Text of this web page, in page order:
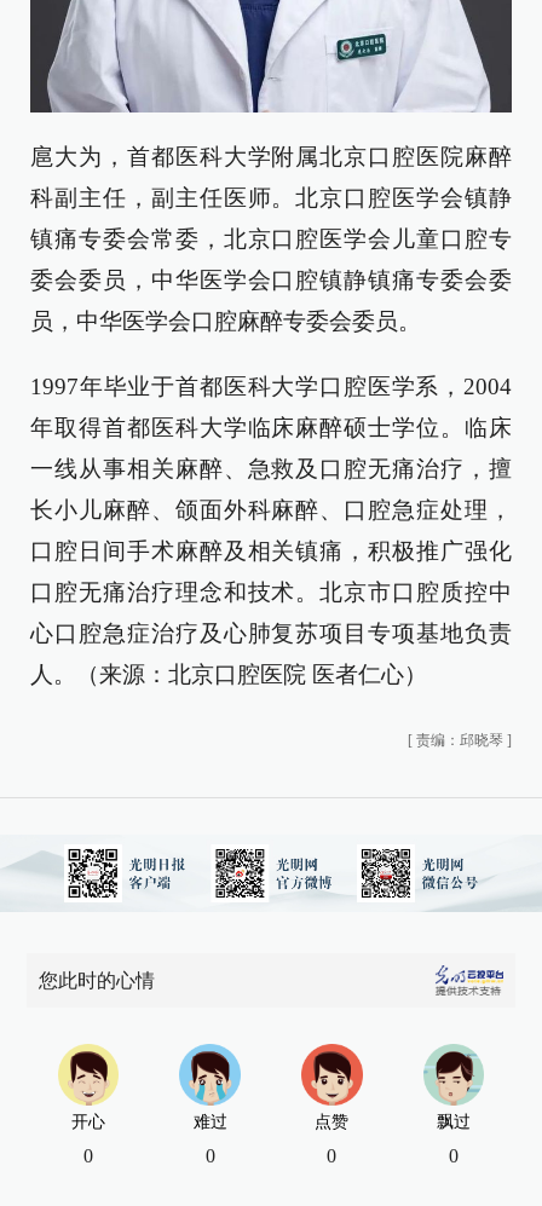
扈大为，首都医科大学附属北京口腔医院麻醉
科副主任，副主任医师。北京口腔医学会镇静
镇痛专委会常委，北京口腔医学会儿童口腔专
委会委员，中华医学会口腔镇静镇痛专委会委
员，中华医学会口腔麻醉专委会委员。
1997年毕业于首都医科大学口腔医学系，2004
年取得首都医科大学临床麻醉硕士学位。临床
一线从事相关麻醉、急救及口腔无痛治疗，擅
长小儿麻醉、颌面外科麻醉、口腔急症处理，
口腔日间手术麻醉及相关镇痛，积极推广强化
口腔无痛治疗理念和技术。北京市口腔质控中
心口腔急症治疗及心肺复苏项目专项基地负责
人。（来源：北京口腔医院 医者仁心）
[ 责编：邱晓琴 ]
您此时的心情
开心
0
难过
0
点赞
0
飘过
0